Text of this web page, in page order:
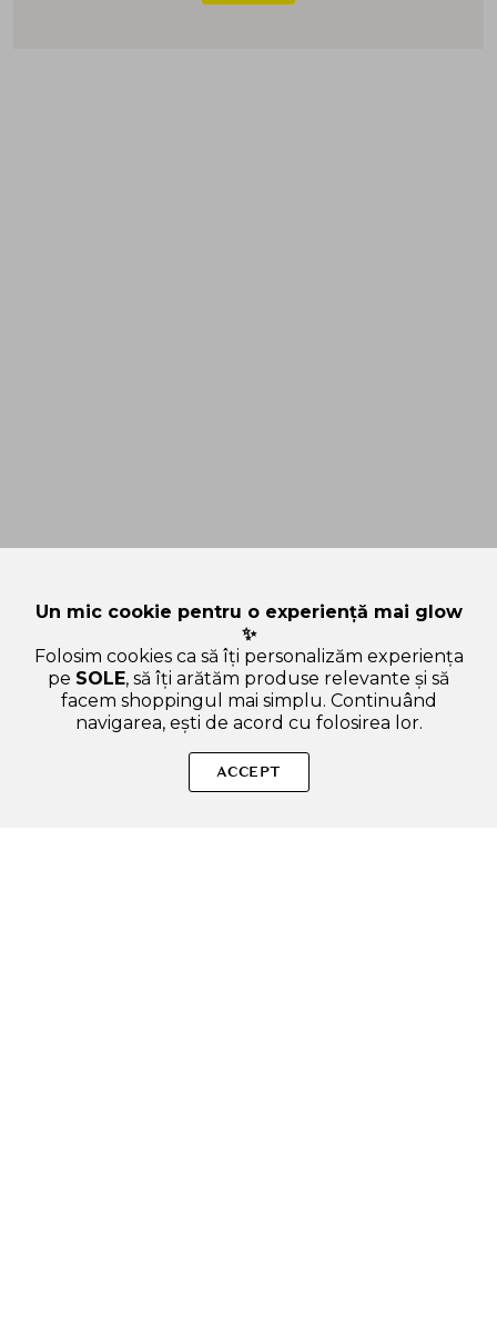
Produse autentice, conforme UE, alese responsabil.
Un mic cookie pentru o experiență mai glow
✨
Folosim cookies ca să îți personalizăm experiența
pe SOLE, să îți arătăm produse relevante și să
facem shoppingul mai simplu. Continuând
navigarea, ești de acord cu folosirea lor.
ACCEPT